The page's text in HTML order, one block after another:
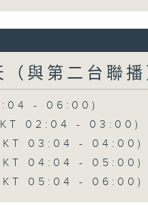
（與第二台聯
- 06:00)
02:04 - 03:00)
03:04 - 04:00)
04:04 - 05:00)
05:04 - 06:00)